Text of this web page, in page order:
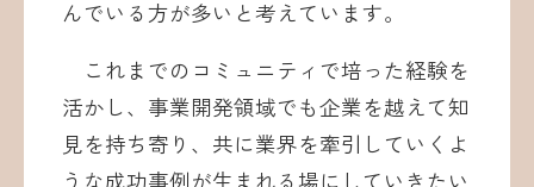
んでいる方が多いと考えています。
これまでのコミュニティで培った経験を
活かし、事業開発領域でも企業を越えて知
見を持ち寄り、共に業界を牽引していくよ